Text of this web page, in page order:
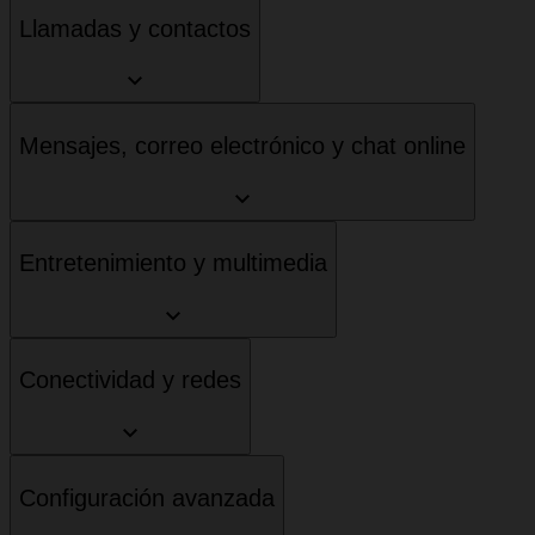
Llamadas y contactos
Mensajes, correo electrónico y chat online
Entretenimiento y multimedia
Conectividad y redes
Configuración avanzada